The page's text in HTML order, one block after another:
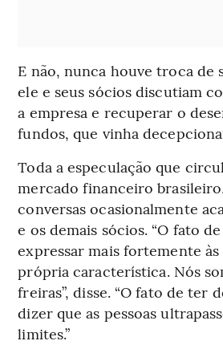
E não, nunca houve troca de
ele e seus sócios discutiam
a empresa e recuperar o
fundos, que vinha
Toda a especulação que
mercado financeiro
conversas ocasionalmente
e os demais sócios. “O fato
expressar mais fortemente às
própria característica. Nós
freiras”, disse. “O fato de ter
dizer que as pessoas
limites.”